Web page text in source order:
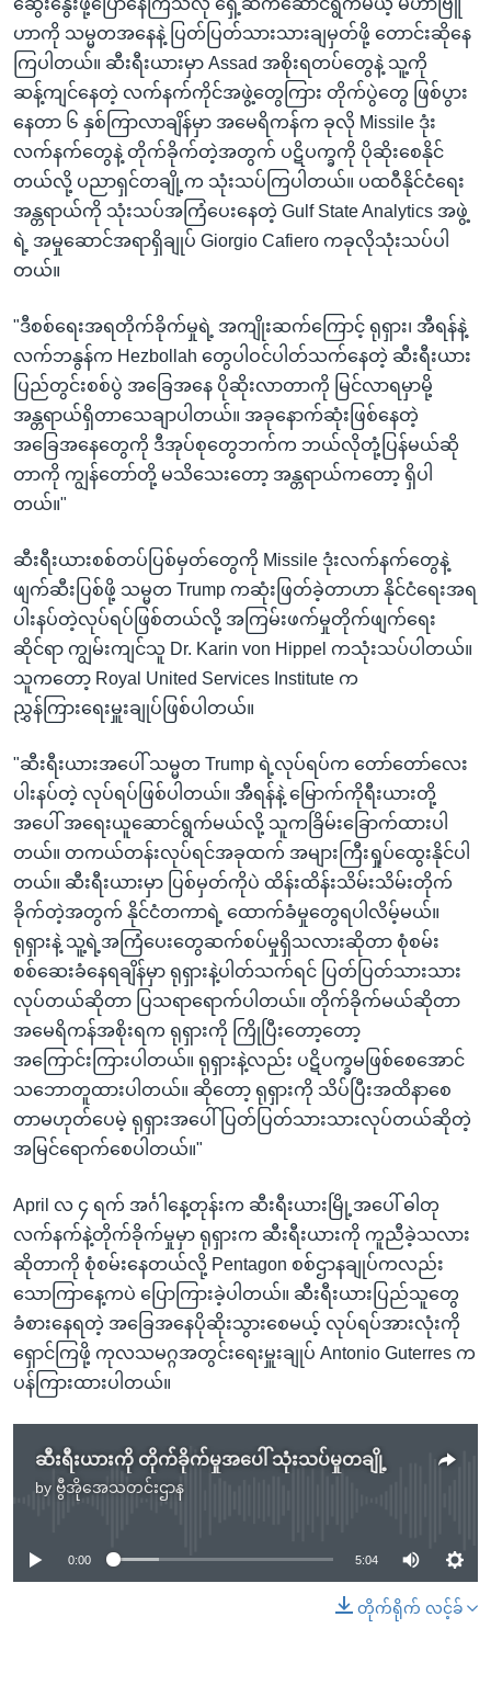
ဟာကို သမ္မတအနေနဲ့ ပြတ်ပြတ်သားသားချမှတ်ဖို့ တောင်းဆိုနေ
ကြပါတယ်။ ဆီးရီးယားမှာ Assad အစိုးရတပ်တွေနဲ့ သူ့ကို
ဆန့်ကျင်နေတဲ့ လက်နက်ကိုင်အဖွဲ့တွေကြား တိုက်ပွဲတွေ ဖြစ်ပွား
နေတာ ၆ နှစ်ကြာလာချိန်မှာ အမေရိကန်က ခုလို Missile ဒုံး
လက်နက်တွေနဲ့ တိုက်ခိုက်တဲ့အတွက် ပဋိပက္ခကို ပိုဆိုးစေနိုင်
တယ်လို့ ပညာရှင်တချို့က သုံးသပ်ကြပါတယ်။ ပထဝီနိုင်ငံရေး
အန္တရာယ်ကို သုံးသပ်အကြံပေးနေတဲ့ Gulf State Analytics အဖွဲ့
ရဲ့ အမှုဆောင်အရာရှိချုပ် Giorgio Cafiero ကခုလိုသုံးသပ်ပါ
တယ်။
"ဒီစစ်ရေးအရတိုက်ခိုက်မှုရဲ့ အကျိုးဆက်ကြောင့် ရုရှား၊ အီရန်နဲ့
လက်ဘနွန်က Hezbollah တွေပါဝင်ပါတ်သက်နေတဲ့ ဆီးရီးယား
ပြည်တွင်းစစ်ပွဲ အခြေအနေ ပိုဆိုးလာတာကို မြင်လာရမှာမို့
အန္တရာယ်ရှိတာသေချာပါတယ်။ အခုနောက်ဆုံးဖြစ်နေတဲ့
အခြေအနေတွေကို ဒီအုပ်စုတွေဘက်က ဘယ်လိုတုံ့ပြန်မယ်ဆို
တာကို ကျွန်တော်တို့ မသိသေးတော့ အန္တရာယ်ကတော့ ရှိပါ
တယ်။"
ဆီးရီးယားစစ်တပ်ပြစ်မှတ်တွေကို Missile ဒုံးလက်နက်တွေနဲ့
ဖျက်ဆီးပြစ်ဖို့ သမ္မတ Trump ကဆုံးဖြတ်ခဲ့တာဟာ နိုင်ငံရေးအရ
ပါးနပ်တဲ့လုပ်ရပ်ဖြစ်တယ်လို့ အကြမ်းဖက်မှုတိုက်ဖျက်ရေး
ဆိုင်ရာ ကျွမ်းကျင်သူ Dr. Karin von Hippel ကသုံးသပ်ပါတယ်။
သူကတော့ Royal United Services Institute က
ညွှန်ကြားရေးမှူးချုပ်ဖြစ်ပါတယ်။
"ဆီးရီးယားအပေါ် သမ္မတ Trump ရဲ့လုပ်ရပ်က တော်တော်လေး
ပါးနပ်တဲ့ လုပ်ရပ်ဖြစ်ပါတယ်။ အီရန်နဲ့ မြောက်ကိုရီးယားတို့
အပေါ် အရေးယူဆောင်ရွက်မယ်လို့ သူကခြိမ်းခြောက်ထားပါ
တယ်။ တကယ်တန်းလုပ်ရင်အခုထက် အများကြီးရှုပ်ထွေးနိုင်ပါ
တယ်။ ဆီးရီးယားမှာ ပြစ်မှတ်ကိုပဲ ထိန်းထိန်းသိမ်းသိမ်းတိုက်
ခိုက်တဲ့အတွက် နိုင်ငံတကာရဲ့ ထောက်ခံမှုတွေရပါလိမ့်မယ်။
ရုရှားနဲ့ သူ့ရဲ့အကြံပေးတွေဆက်စပ်မှုရှိသလားဆိုတာ စုံစမ်း
စစ်ဆေးခံနေရချိန်မှာ ရုရှားနဲ့ပါတ်သက်ရင် ပြတ်ပြတ်သားသား
လုပ်တယ်ဆိုတာ ပြသရာရောက်ပါတယ်။ တိုက်ခိုက်မယ်ဆိုတာ
အမေရိကန်အစိုးရက ရုရှားကို ကြိုပြီးတော့တော့
အကြောင်းကြားပါတယ်။ ရုရှားနဲ့လည်း ပဋိပက္ခမဖြစ်စေအောင်
သဘောတူထားပါတယ်။ ဆိုတော့ ရုရှားကို သိပ်ပြီးအထိနာစေ
တာမဟုတ်ပေမဲ့ ရုရှားအပေါ် ပြတ်ပြတ်သားသားလုပ်တယ်ဆိုတဲ့
အမြင်ရောက်စေပါတယ်။"
April လ ၄ ရက် အင်္ဂါနေ့တုန်းက ဆီးရီးယားမြို့အပေါ် ဓါတု
လက်နက်နဲ့တိုက်ခိုက်မှုမှာ ရုရှားက ဆီးရီးယားကို ကူညီခဲ့သလား
ဆိုတာကို စုံစမ်းနေတယ်လို့ Pentagon စစ်ဌာနချုပ်ကလည်း
သောကြာနေ့ကပဲ ပြောကြားခဲ့ပါတယ်။ ဆီးရီးယားပြည်သူတွေ
ခံစားနေရတဲ့ အခြေအနေပိုဆိုးသွားစေမယ့် လုပ်ရပ်အားလုံးကို
ရှောင်ကြဖို့ ကုလသမဂ္ဂအတွင်းရေးမှူးချုပ် Antonio Guterres က
ပန်ကြားထားပါတယ်။
ဆီးရီးယားကို တိုက်ခိုက်မှုအပေါ် သုံးသပ်မှုတချို့
by ဗွီအိုအေသတင်းဌာန
No media source currently available
0:00 5:04
တိုက်ရိုက် လင့်ခ်